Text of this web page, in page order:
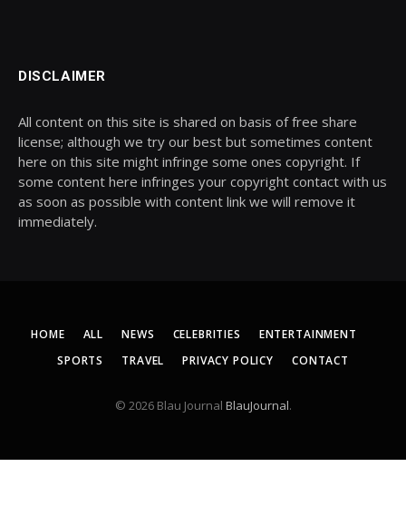
DISCLAIMER
All content on this site is shared on basis of free share
license; although we try our best but sometimes content
here on this site might infringe some ones copyright. If
some content here infringes your copyright contact with us
as soon as possible with content link we will remove it
immediately.
HOME ALL NEWS CELEBRITIES
ENTERTAINMENT
SPORTS
TRAVEL PRIVACY POLICY CONTACT
© 2026 Blau Journal BlauJournal.